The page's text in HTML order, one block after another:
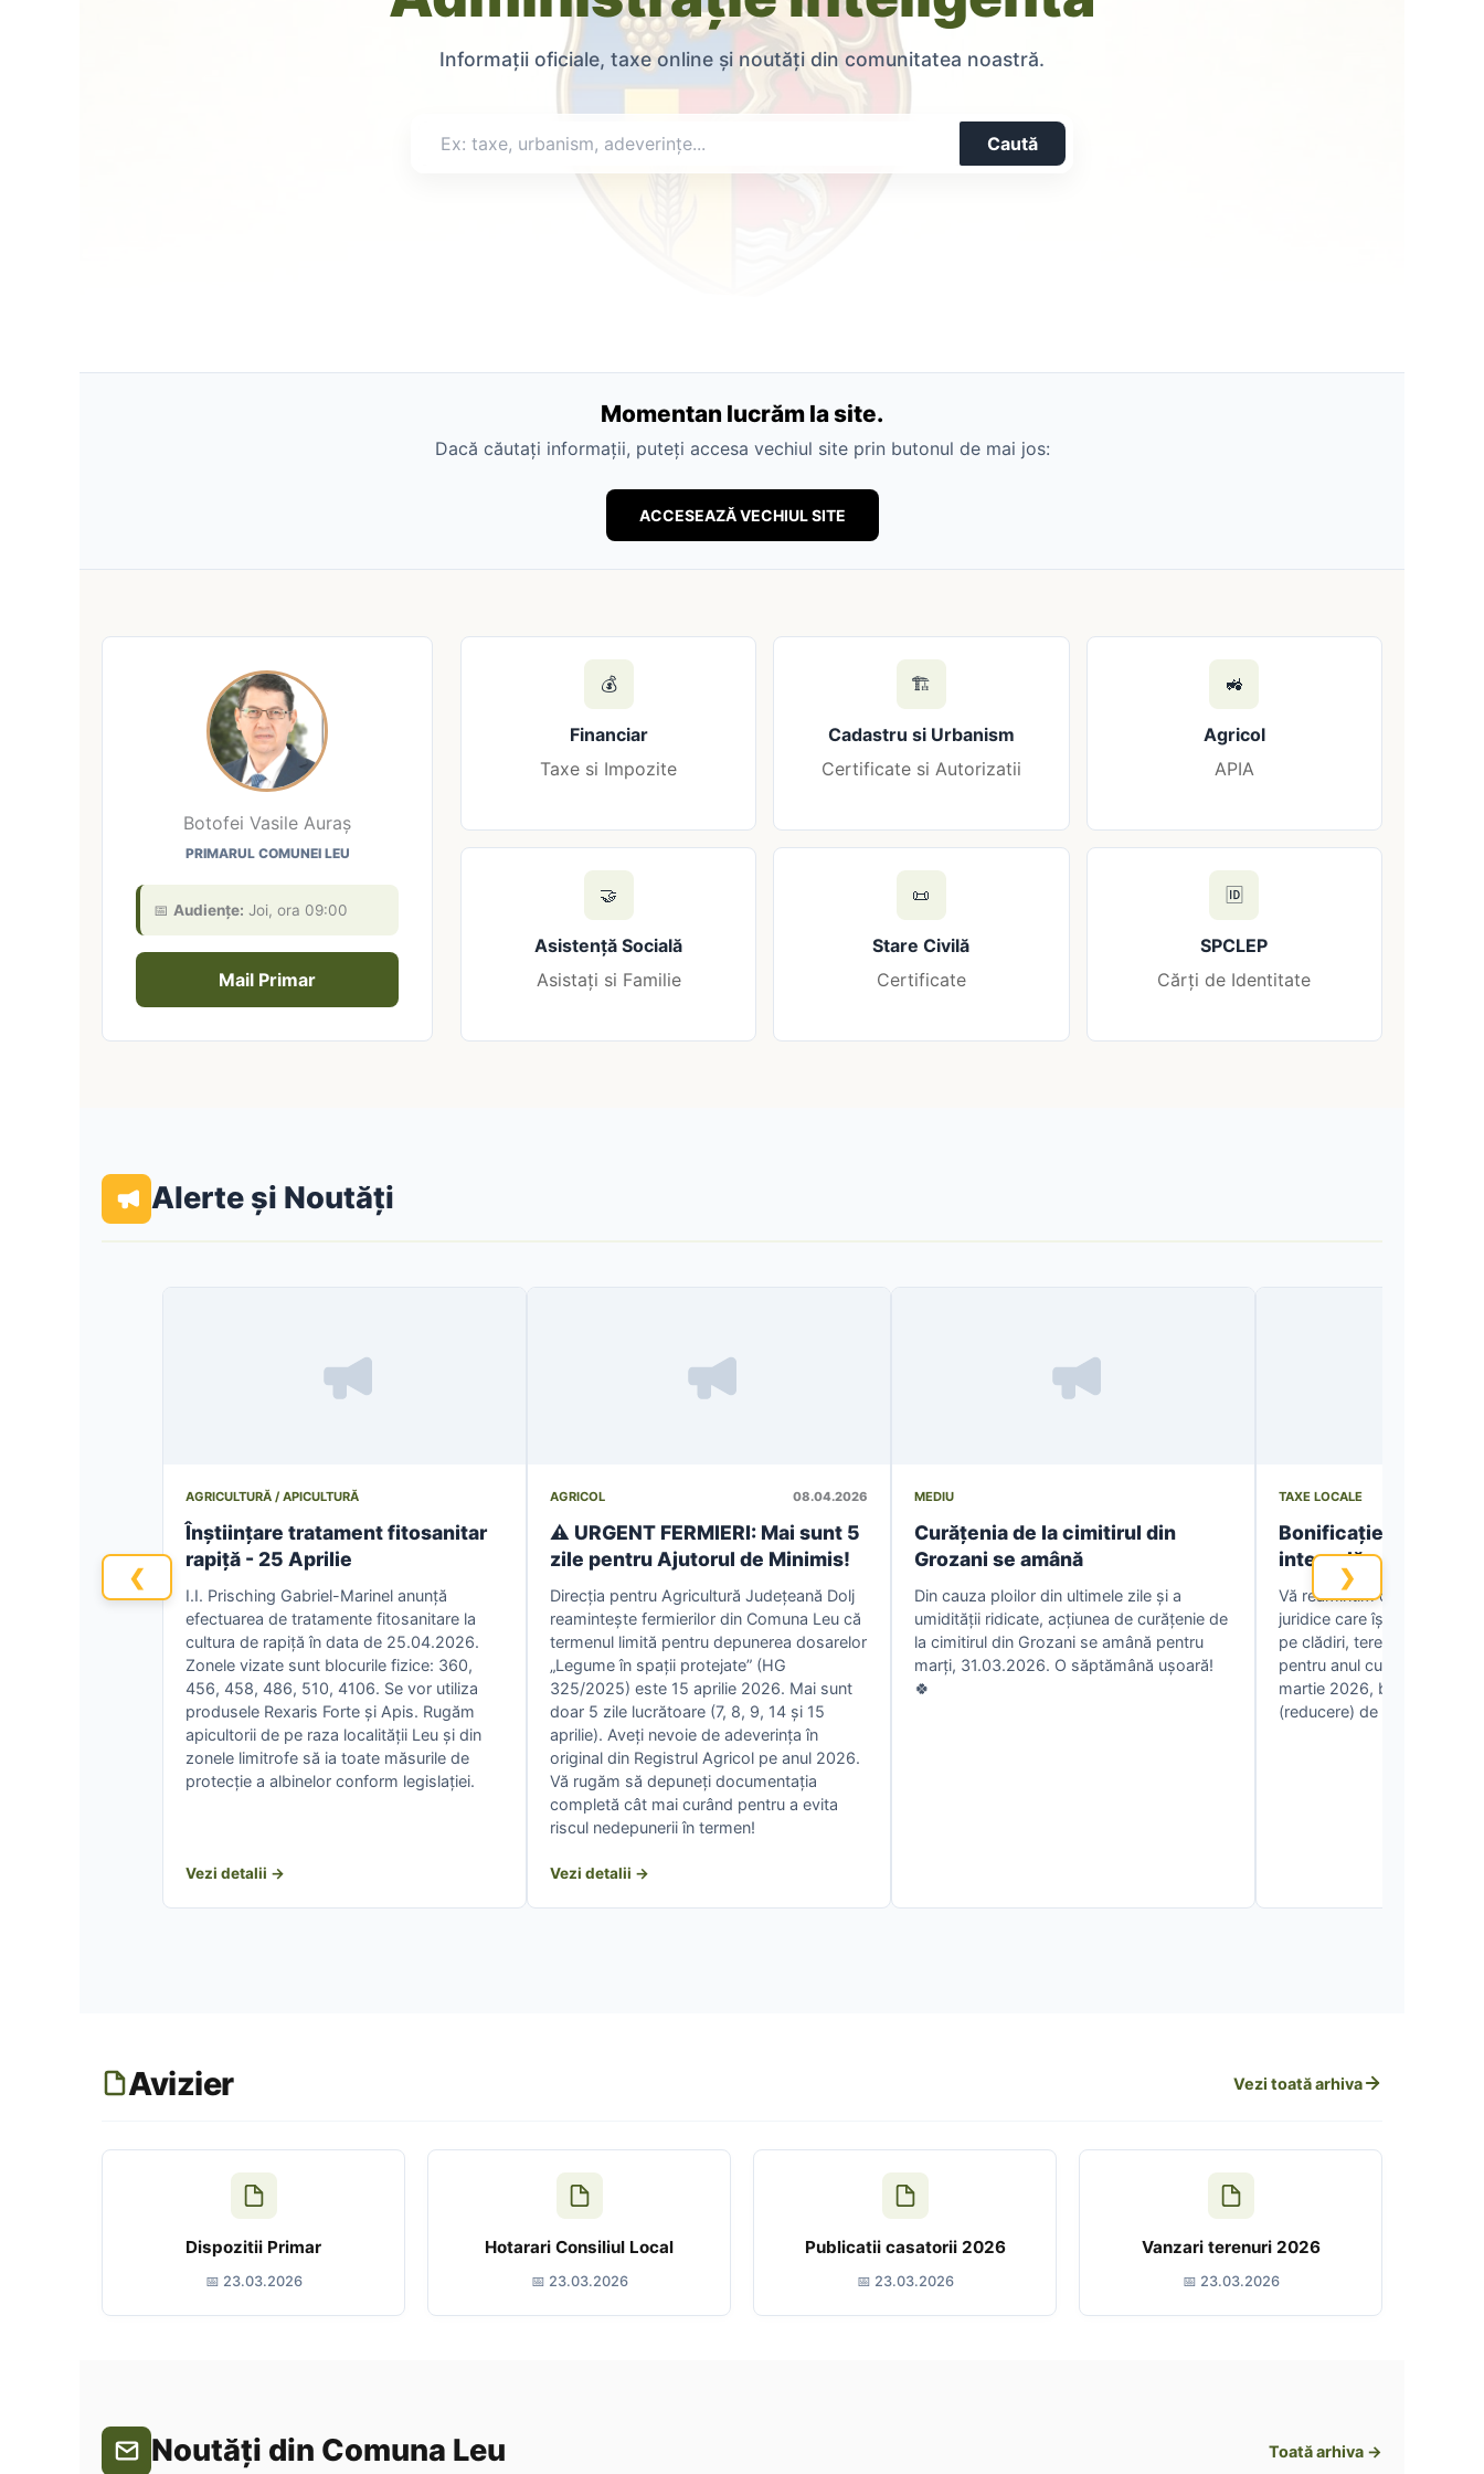
Informații oficiale, taxe online și noutăți din comunitatea noastră.
Caută
Momentan lucrăm la site.
Dacă căutați informații, puteți accesa vechiul site prin butonul de mai jos:
ACCESEAZĂ VECHIUL SITE
Botofei Vasile Auraș
PRIMARUL COMUNEI LEU
📅 Audiențe: Joi, ora 09:00
Mail Primar
💰
Financiar
Taxe si Impozite
🏗️
Cadastru si Urbanism
Certificate si Autorizatii
🚜
Agricol
APIA
🤝
Asistență Socială
Asistați si Familie
📜
Stare Civilă
Certificate
🆔
SPCLEP
Cărți de Identitate
Alerte și Noutăți
❮
AGRICULTURĂ / APICULTURĂ
Înștiințare tratament fitosanitar
rapiță - 25 Aprilie
I.I. Prisching Gabriel-Marinel anunță
efectuarea de tratamente fitosanitare la
cultura de rapiță în data de 25.04.2026.
Zonele vizate sunt blocurile fizice: 360,
456, 458, 486, 510, 4106. Se vor utiliza
produsele Rexaris Forte și Apis. Rugăm
apicultorii de pe raza localității Leu și din
zonele limitrofe să ia toate măsurile de
protecție a albinelor conform legislației.
Vezi detalii →
AGRICOL 08.04.2026
⚠️ URGENT FERMIERI: Mai sunt 5
zile pentru Ajutorul de Minimis!
Direcția pentru Agricultură Județeană Dolj
reamintește fermierilor din Comuna Leu că
termenul limită pentru depunerea dosarelor
„Legume în spații protejate” (HG
325/2025) este 15 aprilie 2026. Mai sunt
doar 5 zile lucrătoare (7, 8, 9, 14 și 15
aprilie). Aveți nevoie de adeverința în
original din Registrul Agricol pe anul 2026.
Vă rugăm să depuneți documentația
completă cât mai curând pentru a evita
riscul nedepunerii în termen!
Vezi detalii →
MEDIU
Curățenia de la cimitirul din
Grozani se amână
Din cauza ploilor din ultimele zile și a
umidității ridicate, acțiunea de curățenie de
la cimitirul din Grozani se amână pentru
marți, 31.03.2026. O săptămână ușoară!
🍀
TAXE LOCALE
Bonificație de 10% la
integrală a
Vă reamintim că
juridice care își achită
pe clădiri, terenuri și
pentru anul curent, până la
martie 2026, beneficiază
(reducere) de 10% din
❯
Avizier Vezi toată arhiva
Dispozitii Primar
📅 23.03.2026
Hotarari Consiliul Local
📅 23.03.2026
Publicatii casatorii 2026
📅 23.03.2026
Vanzari terenuri 2026
📅 23.03.2026
Noutăți din Comuna Leu Toată arhiva →